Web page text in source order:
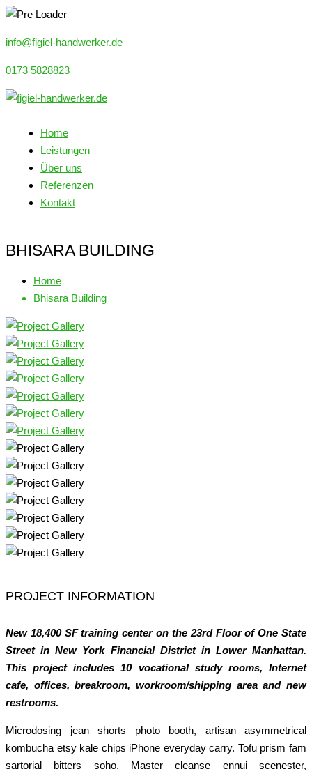
info@figiel-handwerker.de
0173 5828823
Home
Leistungen
Über uns
Referenzen
Kontakt
BHISARA BUILDING
Home
Bhisara Building
PROJECT INFORMATION
New 18,400 SF training center on the 23rd Floor of One State
Street in New York Financial District in Lower Manhattan.
This project includes 10 vocational study rooms, Internet
cafe, offices, breakroom, workroom/shipping area and new
restrooms.
Microdosing jean shorts photo booth, artisan asymmetrical
kombucha etsy kale chips iPhone everyday carry. Tofu prism fam
sartorial bitters soho. Master cleanse ennui scenester,